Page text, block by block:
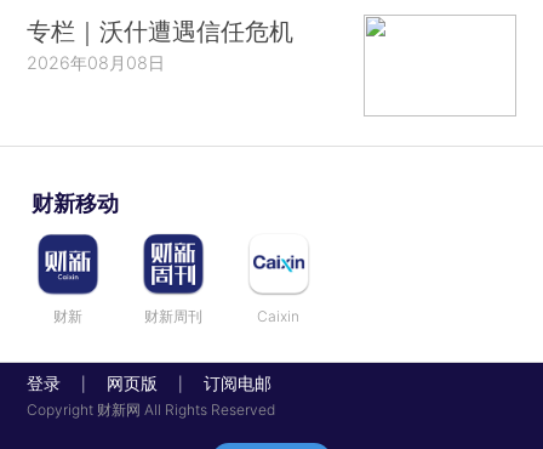
专栏｜沃什遭遇信任危机
2026年08月08日
财新移动
财新 财新周刊 Caixin
登录 网页版 订阅电邮
Copyright 财新网 All Rights Reserved